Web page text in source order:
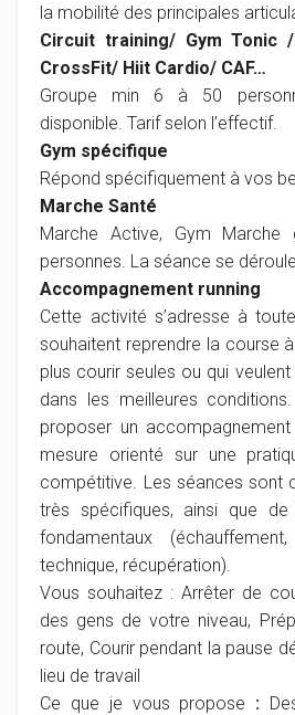
la mobilité des principales
Circuit training/ Gym Tonic
CrossFit/ Hiit Cardio/ CAF…
Groupe min 6 à 50
disponible. Tarif selon l’effectif.
Gym spécifique
Répond spécifiquement à vos
Marche Santé
Marche Active, Gym
personnes. La séance se
Accompagnement running
Cette activité s’adresse à
souhaitent reprendre la course
plus courir seules ou qui
dans les meilleures
proposer un accompagnement
mesure orienté sur une
compétitive. Les séances sont
très spécifiques, ainsi que de
fondamentaux
technique, récupération).
Vous souhaitez : Arrêter de
des gens de votre niveau,
route, Courir pendant la pause
lieu de travail
Ce que je vous propose :